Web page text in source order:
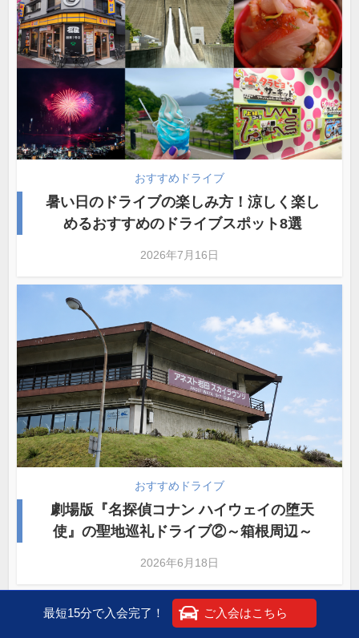
おすすめドライブ
暑い日のドライブの楽しみ方！涼しく楽し
めるおすすめのドライブスポット8選
2026年7月16日
おすすめドライブ
劇場版『名探偵コナン ハイウェイの堕天
使』の聖地巡礼ドライブ②～箱根周辺～
2026年6月18日
最短15分で入会完了！ ご入会はこちら